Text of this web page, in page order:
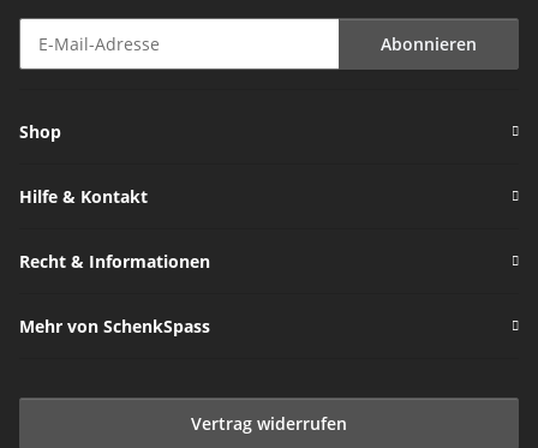
Abonnieren
Shop
Hilfe & Kontakt
Recht & Informationen
Mehr von SchenkSpass
Vertrag widerrufen